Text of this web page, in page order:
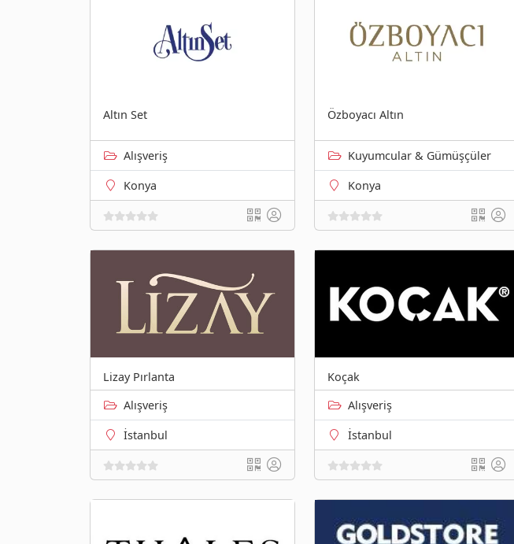
Altın Set
Alışveriş
Konya
Özboyacı Altın
Kuyumcular & Gümüşçüler
Konya
Lizay Pırlanta
Alışveriş
İstanbul
Koçak
Alışveriş
İstanbul